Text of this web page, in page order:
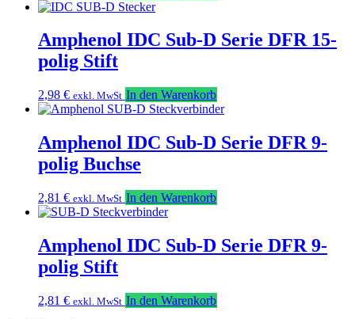
Amphenol IDC Sub-D Serie DFR 15-
polig Stift
2,98 € exkl. MwSt In den Warenkorb
Amphenol IDC Sub-D Serie DFR 9-
polig Buchse
2,81 € exkl. MwSt In den Warenkorb
Amphenol IDC Sub-D Serie DFR 9-
polig Stift
2,81 € exkl. MwSt In den Warenkorb